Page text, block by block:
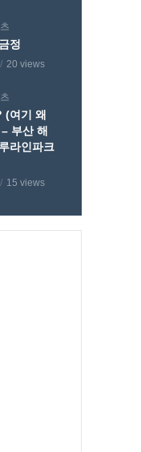
정
20 views
(여기 왜
부산 해
라인파크
15 views